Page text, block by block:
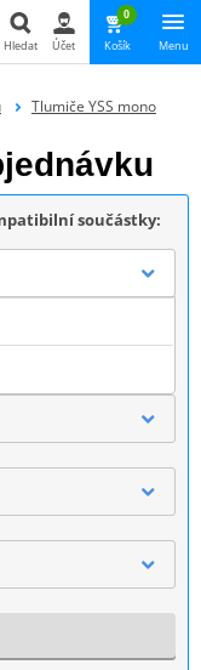
Hledat
Hledat Účet
0
Košík Menu
Tlumiče YSS mono
součástky: